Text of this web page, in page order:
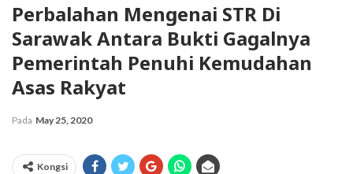
Perbalahan Mengenai STR Di
Sarawak Antara Bukti Gagalnya
Pemerintah Penuhi Kemudahan
Asas Rakyat
Pada May 25, 2020
Kongsi